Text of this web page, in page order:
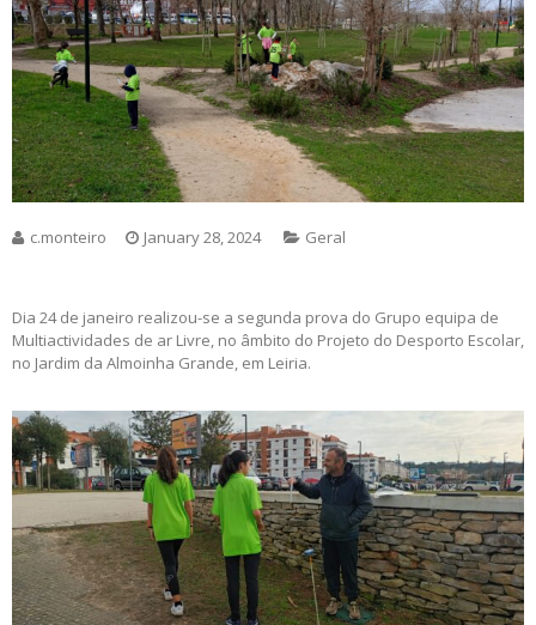
c.monteiro January 28, 2024 Geral
Dia 24 de janeiro realizou-se a segunda prova do Grupo equipa de
Multiactividades de ar Livre, no âmbito do Projeto do Desporto Escolar,
no Jardim da Almoinha Grande, em Leiria.